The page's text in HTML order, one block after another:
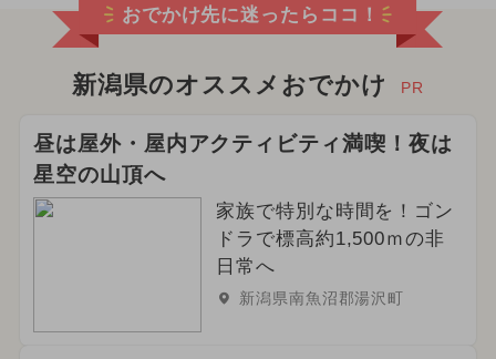
おでかけ先に迷ったらココ！
新潟県のオススメおでかけ PR
昼は屋外・屋内アクティビティ満喫！夜は
星空の山頂へ
家族で特別な時間を！ゴン
ドラで標高約1,500ｍの非
日常へ
新潟県南魚沼郡湯沢町